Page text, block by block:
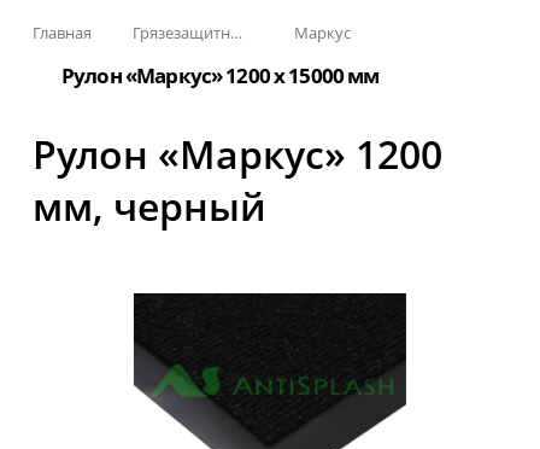
Главная Грязезащитные, влаговпитывающие покрытия Маркус
Рулон «Маркус» 1200 х 15000 мм
Рулон «Маркус» 1200
мм, черный